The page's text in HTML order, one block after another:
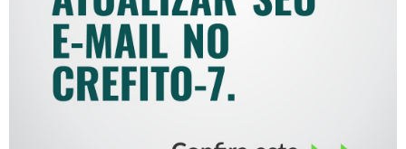
MAIL NO CREFITO-7